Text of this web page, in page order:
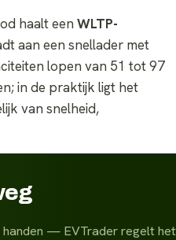
haalt een WLTP-
aan een snellader met
lopen van 51 tot 97
in de praktijk ligt het
van snelheid,
— EVTrader regelt het